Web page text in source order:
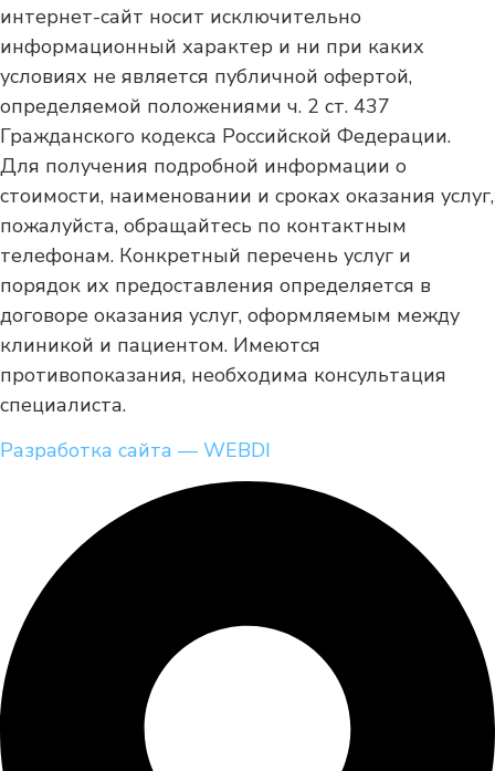
интернет-сайт носит исключительно
информационный характер и ни при каких
условиях не является публичной офертой,
определяемой положениями ч. 2 ст. 437
Гражданского кодекса Российской Федерации.
Для получения подробной информации о
стоимости, наименовании и сроках оказания услуг,
пожалуйста, обращайтесь по контактным
телефонам. Конкретный перечень услуг и
порядок их предоставления определяется в
договоре оказания услуг, оформляемым между
клиникой и пациентом. Имеются
противопоказания, необходима консультация
специалиста.
Разработка сайта — WEBDI